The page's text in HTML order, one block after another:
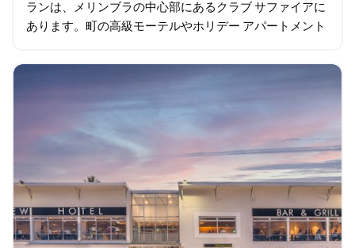
ランは、メリンブラの中心部にあるクラブ サファイアに
あります。町の高級モーテルやホリデー アパートメント
ンは、ファー サウス…